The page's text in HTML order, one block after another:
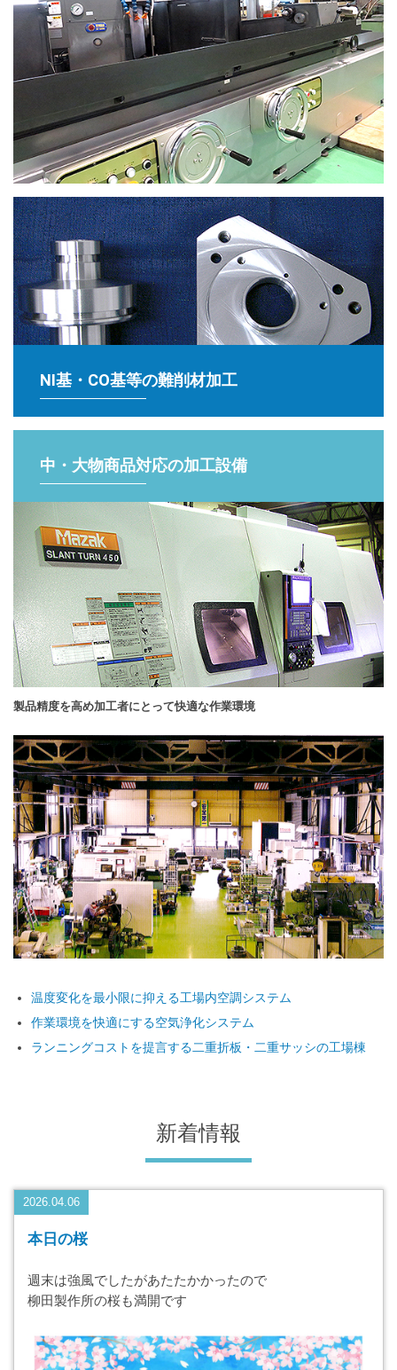
NI基・CO基等の難削材加工
中・大物商品対応の加工設備
製品精度を高め加工者にとって快適な作業環境
温度変化を最小限に抑える工場内空調システム
作業環境を快適にする空気浄化システム
ランニングコストを提言する二重折板・二重サッシの工場棟
新着情報
2026.04.06
本日の桜
週末は強風でしたがあたたかかったので
柳田製作所の桜も満開です